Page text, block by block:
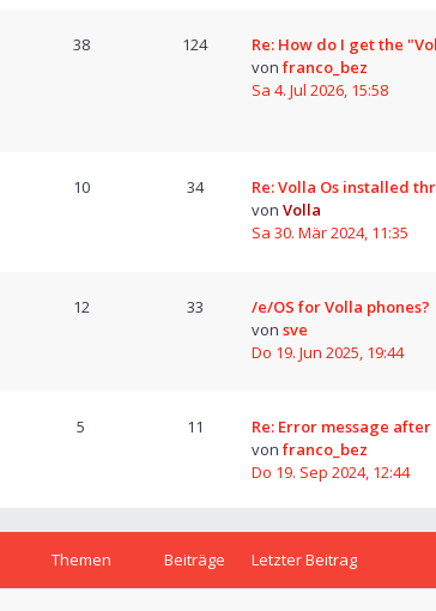
38 124
Re: How do I get the
von franco_bez
Sa 4. Jul 2026, 15:58
10 34
Re: Volla Os installed
von Volla
Sa 30. Mär 2024, 11:35
12 33
/e/OS for Volla phones?
von sve
Do 19. Jun 2025, 19:44
5 11
Re: Error message
von franco_bez
Do 19. Sep 2024, 12:44
Themen Beiträge Letzter Beitrag